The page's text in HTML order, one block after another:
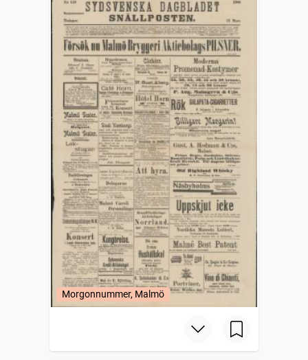
Morgonnummer, Malmö